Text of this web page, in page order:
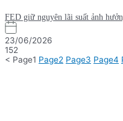
FED giữ nguyên lãi suất ảnh
23/06/2026
152
< Page1 Page2 Page3 Page4